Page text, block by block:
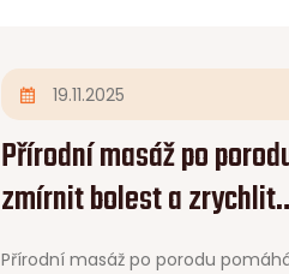
19.11.2025
Přírodní masáž po
zmírnit bolest a zrychlit
hojení
Přírodní masáž po porodu